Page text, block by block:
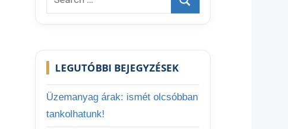
for:
Search
LEGUTÓBBI BEJEGYZÉSEK
Üzemanyag árak: ismét olcsóbban
tankolhatunk!